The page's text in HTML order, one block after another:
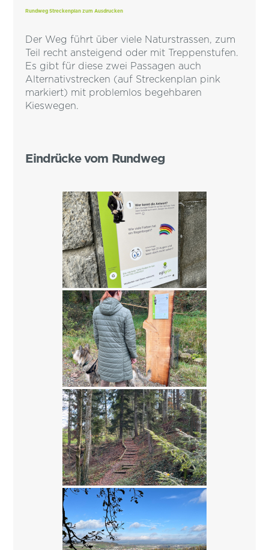
Rundweg Streckenplan zum Ausdrucken
Der Weg führt über viele Naturstrassen, zum
Teil recht ansteigend oder mit Treppenstufen.
Es gibt für diese zwei Passagen auch
Alternativstrecken (auf Streckenplan pink
markiert) mit problemlos begehbaren
Kieswegen.
Eindrücke vom Rundweg